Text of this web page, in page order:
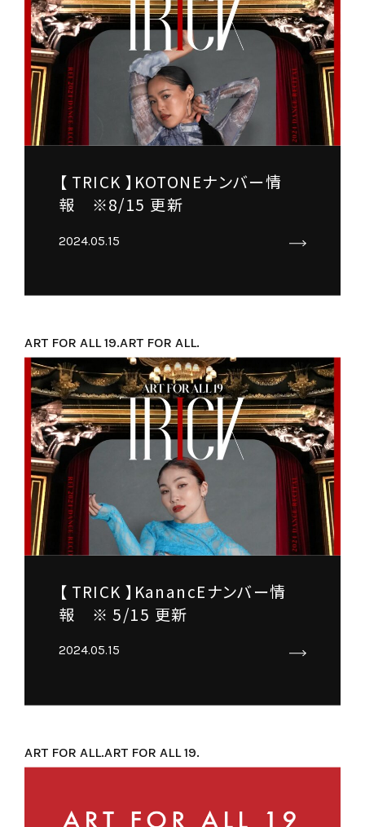
【 TRICK 】KOTONEナンバー情
報 ※8/15 更新
2024.05.15
ART FOR ALL 19.ART FOR ALL.
【 TRICK 】KanancEナンバー情
報 ※ 5/15 更新
2024.05.15
ART FOR ALL.ART FOR ALL 19.